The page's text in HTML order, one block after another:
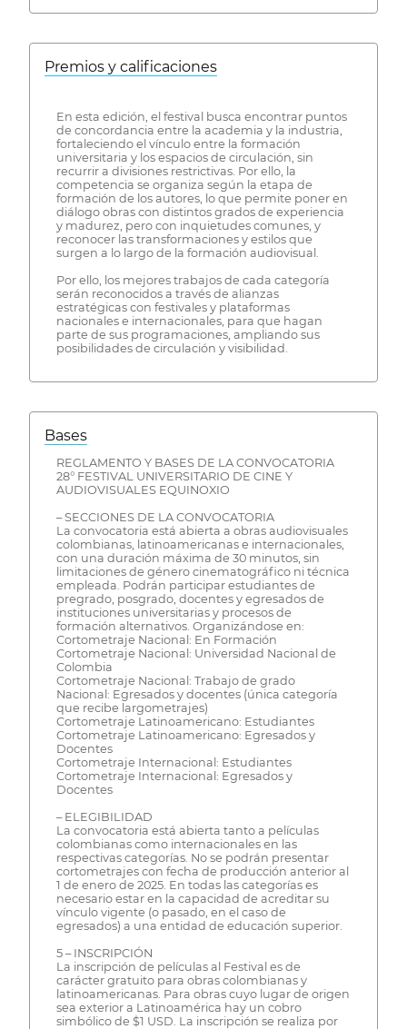
Premios y calificaciones
En esta edición, el festival busca encontrar puntos
de concordancia entre la academia y la industria,
fortaleciendo el vínculo entre la formación
universitaria y los espacios de circulación, sin
recurrir a divisiones restrictivas. Por ello, la
competencia se organiza según la etapa de
formación de los autores, lo que permite poner en
diálogo obras con distintos grados de experiencia
y madurez, pero con inquietudes comunes, y
reconocer las transformaciones y estilos que
surgen a lo largo de la formación audiovisual.
Por ello, los mejores trabajos de cada categoría
serán reconocidos a través de alianzas
estratégicas con festivales y plataformas
nacionales e internacionales, para que hagan
parte de sus programaciones, ampliando sus
posibilidades de circulación y visibilidad.
Bases
REGLAMENTO Y BASES DE LA CONVOCATORIA
28° FESTIVAL UNIVERSITARIO DE CINE Y
AUDIOVISUALES EQUINOXIO
– SECCIONES DE LA CONVOCATORIA
La convocatoria está abierta a obras audiovisuales
colombianas, latinoamericanas e internacionales,
con una duración máxima de 30 minutos, sin
limitaciones de género cinematográfico ni técnica
empleada. Podrán participar estudiantes de
pregrado, posgrado, docentes y egresados de
instituciones universitarias y procesos de
formación alternativos. Organizándose en:
Cortometraje Nacional: En Formación
Cortometraje Nacional: Universidad Nacional de
Colombia
Cortometraje Nacional: Trabajo de grado
Nacional: Egresados y docentes (única categoría
que recibe largometrajes)
Cortometraje Latinoamericano: Estudiantes
Cortometraje Latinoamericano: Egresados y
Docentes
Cortometraje Internacional: Estudiantes
Cortometraje Internacional: Egresados y
Docentes
– ELEGIBILIDAD
La convocatoria está abierta tanto a películas
colombianas como internacionales en las
respectivas categorías. No se podrán presentar
cortometrajes con fecha de producción anterior al
1 de enero de 2025. En todas las categorías es
necesario estar en la capacidad de acreditar su
vínculo vigente (o pasado, en el caso de
egresados) a una entidad de educación superior.
5 – INSCRIPCIÓN
La inscripción de películas al Festival es de
carácter gratuito para obras colombianas y
latinoamericanas. Para obras cuyo lugar de origen
sea exterior a Latinoamérica hay un cobro
simbólico de $1 USD. La inscripción se realiza por